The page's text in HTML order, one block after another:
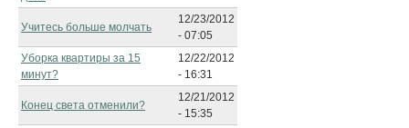
Учитесь больше молчать
12/23/2012
- 07:05
Уборка квартиры за 15
минут?
12/22/2012
- 16:31
Конец света отменили?
12/21/2012
- 15:35